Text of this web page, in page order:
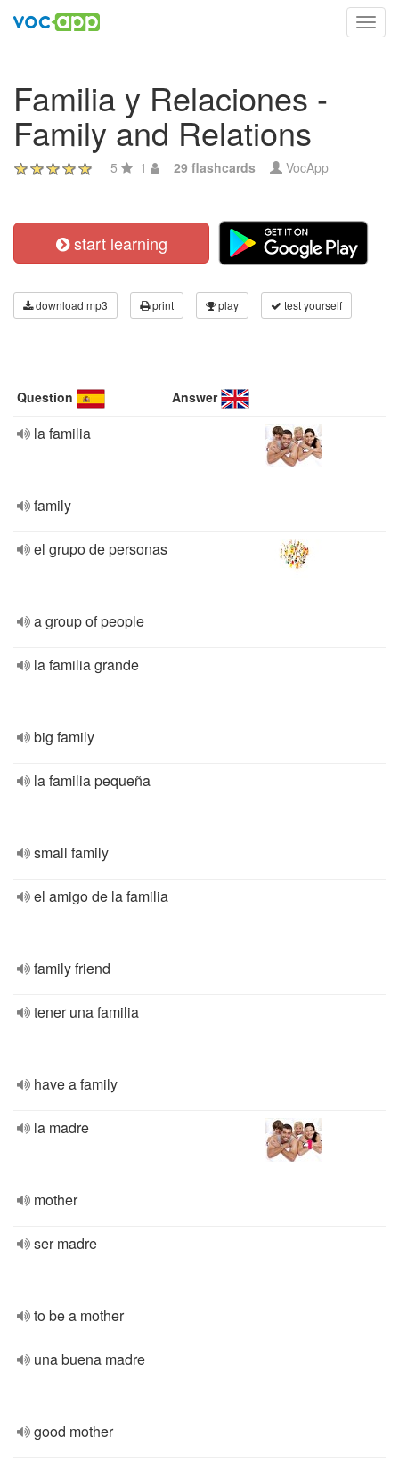
Familia y Relaciones -
Family and Relations
5 1 29 flashcards VocApp
start learning
download mp3 print play test yourself
Question Answer
la familia
family
el grupo de personas
a group of people
la familia grande
big family
la familia pequeña
small family
el amigo de la familia
family friend
tener una familia
have a family
la madre
mother
ser madre
to be a mother
una buena madre
good mother